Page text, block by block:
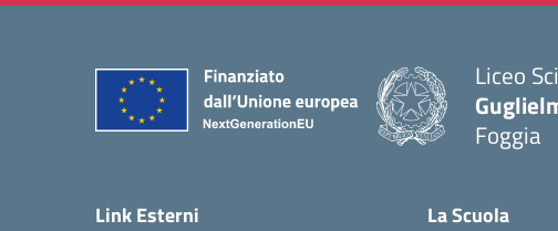
Liceo
Foggia
Link Esterni La Scuola